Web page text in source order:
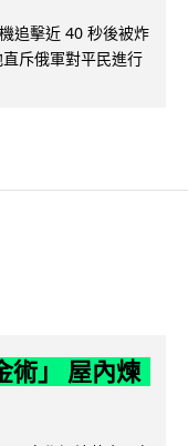
追擊近 40 秒後被炸
斥俄軍對平民進行
術」 屋內煉